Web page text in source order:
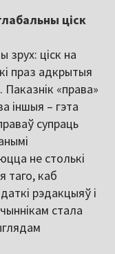
ціск
зрух: ціск на
праз адкрытыя
Паказнік «права»
іншыя – гэта
супраць
не столькі
таго, каб
рэдакцыяў і
стала